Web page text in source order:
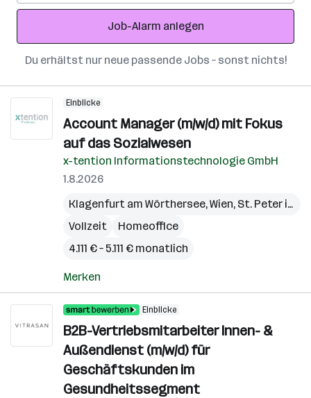
Adresse
Job-Alarm anlegen
Du erhältst nur neue passende Jobs – sonst nichts!
Einblicke
Account Manager (m/w/d) mit Fokus
auf das Sozialwesen
x-tention Informationstechnologie GmbH
1.8.2026
Klagenfurt am Wörthersee,Wien, St. Peter in der Au
Vollzeit
Homeoffice
4.111 € – 5.111 € monatlich
Merken
Einblicke
B2B-Vertriebsmitarbeiter Innen- &
Außendienst (m/w/d) für
Geschäftskunden im
Gesundheitssegment